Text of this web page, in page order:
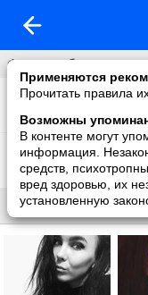
Применяются
Прочитать правила
Возможны
В контенте могут
информация.
средств,
вред здоровью, их
установленную
Фотоальбомы
Фото со мной
Мафия
35 фото
Без названия